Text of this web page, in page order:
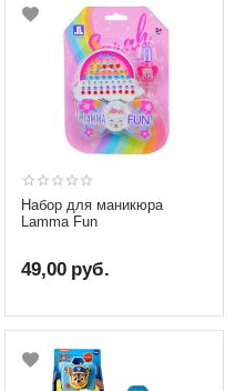
Набор для маникюра
Lamma Fun
49,00 руб.